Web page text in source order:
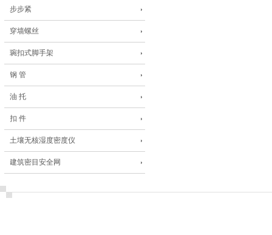
步步紧
穿墙螺丝
琬扣式脚手架
钢 管
油 托
扣 件
土壤无核湿度密度仪
建筑密目安全网